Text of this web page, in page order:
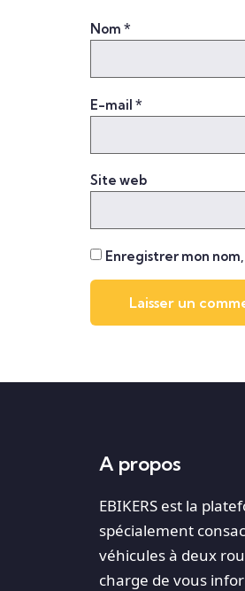
Nom *
E-mail *
Site web
Enregistrer mon
A propos
EBIKERS est la
spécialement
véhicules à deux
charge de vous